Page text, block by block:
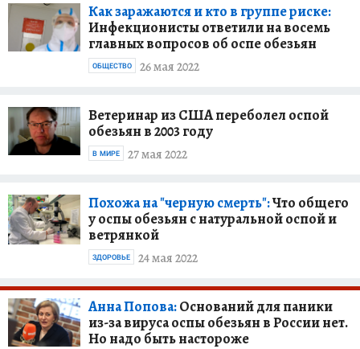
Как заражаются и кто в группе риске:
Инфекционисты ответили на восемь
главных вопросов об оспе обезьян
26 мая 2022
ОБЩЕСТВО
Ветеринар из США переболел оспой
обезьян в 2003 году
27 мая 2022
В МИРЕ
Похожа на "черную смерть":Что общего
у оспы обезьян с натуральной оспой и
ветрянкой
24 мая 2022
ЗДОРОВЬЕ
Анна Попова:Оснований для паники
из-за вируса оспы обезьян в России нет.
Но надо быть настороже